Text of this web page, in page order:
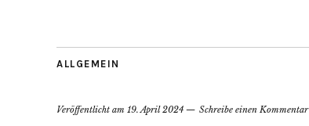
ALLGEMEIN
Veröffentlicht am 19. April 2024 Schreibe einen Kommentar